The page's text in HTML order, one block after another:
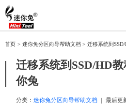
产品
迷你兔分区向导
迷你兔数据备份
下载
购买
人工恢复
首页 > 迷你兔分区向导帮助文档 > 迁移系统到
迁移系统到SSD/HD
你兔
分类： 迷你兔分区向导帮助文档 最后更